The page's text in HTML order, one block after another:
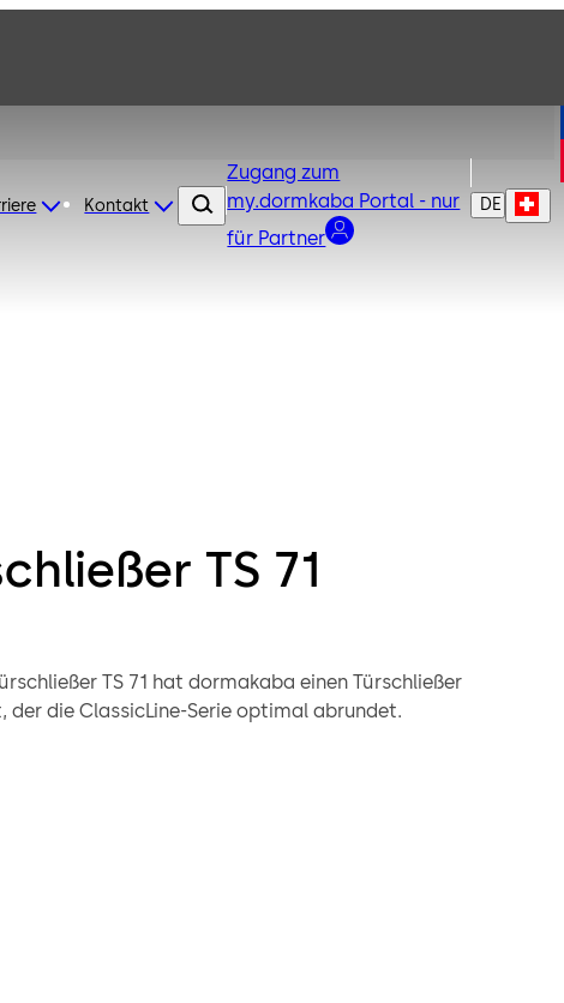
Kontakt
Zugang zum
my.dormkaba Portal - nur
für Partner
DE
TS 71
TS 71 hat dormakaba einen Türschließer
der die ClassicLine-Serie optimal abrundet.